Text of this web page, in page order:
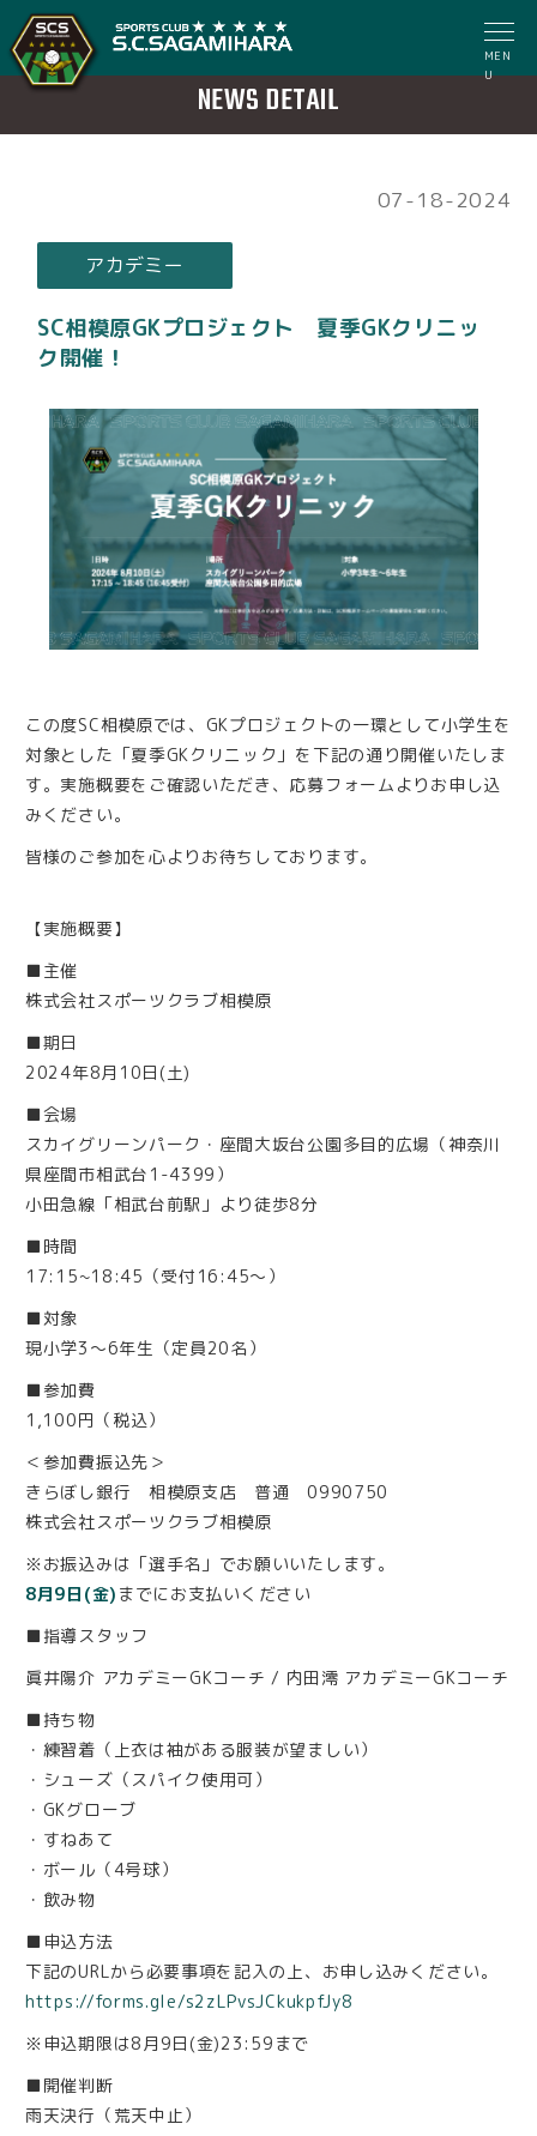
MEN
U
NEWS DETAIL
07-18-2024
アカデミー
SC相模原GKプロジェクト 夏季GKクリニッ
ク開催！
この度SC相模原では、GKプロジェクトの一環として小学生を
対象とした「夏季GKクリニック」を下記の通り開催いたしま
す。実施概要をご確認いただき、応募フォームよりお申し込
みください。
皆様のご参加を心よりお待ちしております。
【実施概要】
■主催
株式会社スポーツクラブ相模原
■期日
2024年8月10日(土)
■会場
スカイグリーンパーク・座間大坂台公園多目的広場（神奈川
県座間市相武台1-4399）
小田急線「相武台前駅」より徒歩8分
■時間
17:15~18:45（受付16:45〜）
■対象
現小学3〜6年生（定員20名）
■参加費
1,100円（税込）
＜参加費振込先＞
きらぼし銀行 相模原支店 普通 0990750
株式会社スポーツクラブ相模原
※お振込みは「選手名」でお願いいたします。
8月9日(金) までにお支払いください
■指導スタッフ
眞井陽介 アカデミーGKコーチ / 内田澪 アカデミーGKコーチ
■持ち物
・練習着（上衣は袖がある服装が望ましい）
・シューズ（スパイク使用可）
・GKグローブ
・すねあて
・ボール（4号球）
・飲み物
■申込方法
下記のURLから必要事項を記入の上、お申し込みください。
https://forms.gle/s2zLPvsJCkukpfJy8
※申込期限は8月9日(金)23:59まで
■開催判断
雨天決行（荒天中止）